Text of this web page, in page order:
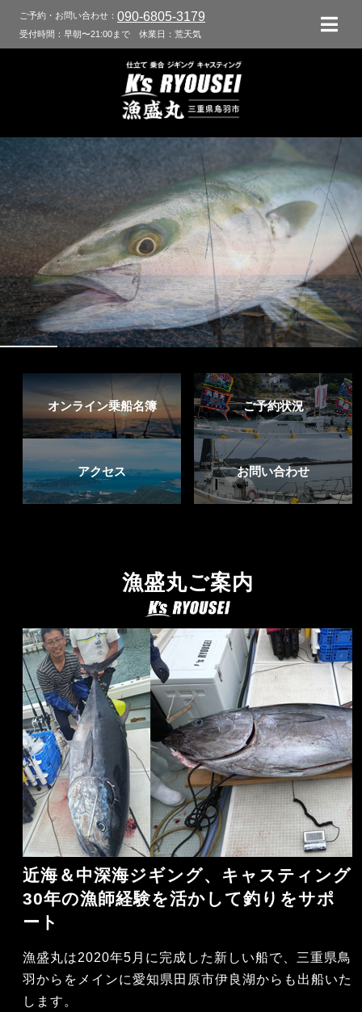
ご予約・お問い合わせ： 090-6805-3179
受付時間：早朝〜21:00まで 休業日：荒天気
オンライン乗船名簿 ご予約状況
アクセス お問い合わせ
漁盛丸ご案内
近海＆中深海ジギング、キャスティング
30年の漁師経験を活かして釣りをサポ
ート
漁盛丸は2020年5月に完成した新しい船で、三重県鳥
羽からをメインに愛知県田原市伊良湖からも出船いた
します。